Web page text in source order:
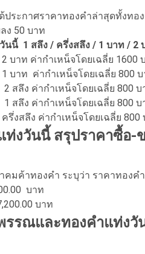
ระกาศราคาทองคำล่าสุดทั้งทอ
ง 50 บาท
นี้ 1 สลึง / ครึ่งสลึง / 1 บาท / 2
บาท ค่ากำเหน็จโดยเฉลี่ย 1600
บาท ค่ากำเหน็จโดยเฉลี่ย 800
สลึง ค่ากำเหน็จโดยเฉลี่ย 800
สลึง ค่ากำเหน็จโดยเฉลี่ย 800
งสลึง ค่ากำเหน็จโดยเฉลี่ย 800
ท่งวันนี้ สรุปราคาซื้อ
มค้าทองคำ ระบุว่า ราคาทองคำ
บาท
บาท
รรณและทองคำแท่ง